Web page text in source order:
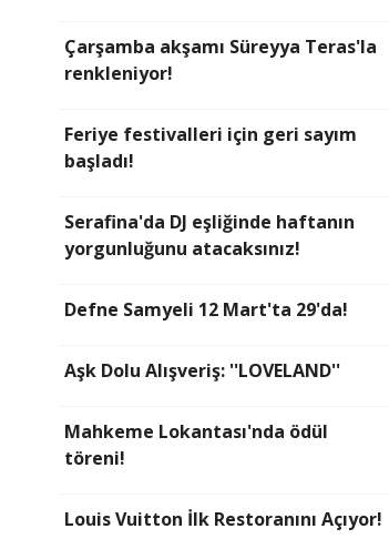
Çarşamba akşamı Süreyya Teras'la
renkleniyor!
Feriye festivalleri için geri sayım
başladı!
Serafina'da DJ eşliğinde haftanın
yorgunluğunu atacaksınız!
Defne Samyeli 12 Mart'ta 29'da!
Aşk Dolu Alışveriş: ''LOVELAND''
Mahkeme Lokantası'nda ödül
töreni!
Louis Vuitton İlk Restoranını Açıyor!